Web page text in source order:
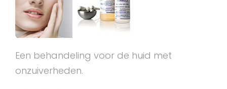
Een behandeling voor de huid met
onzuiverheden.